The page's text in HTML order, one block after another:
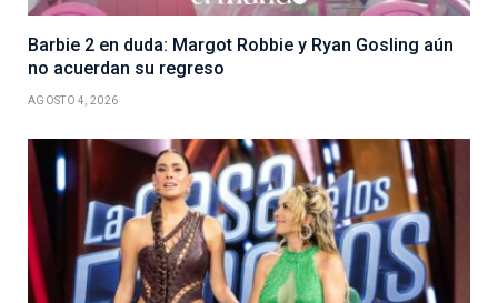
Barbie 2 en duda: Margot Robbie y Ryan Gosling aún
no acuerdan su regreso
AGOSTO 4, 2026